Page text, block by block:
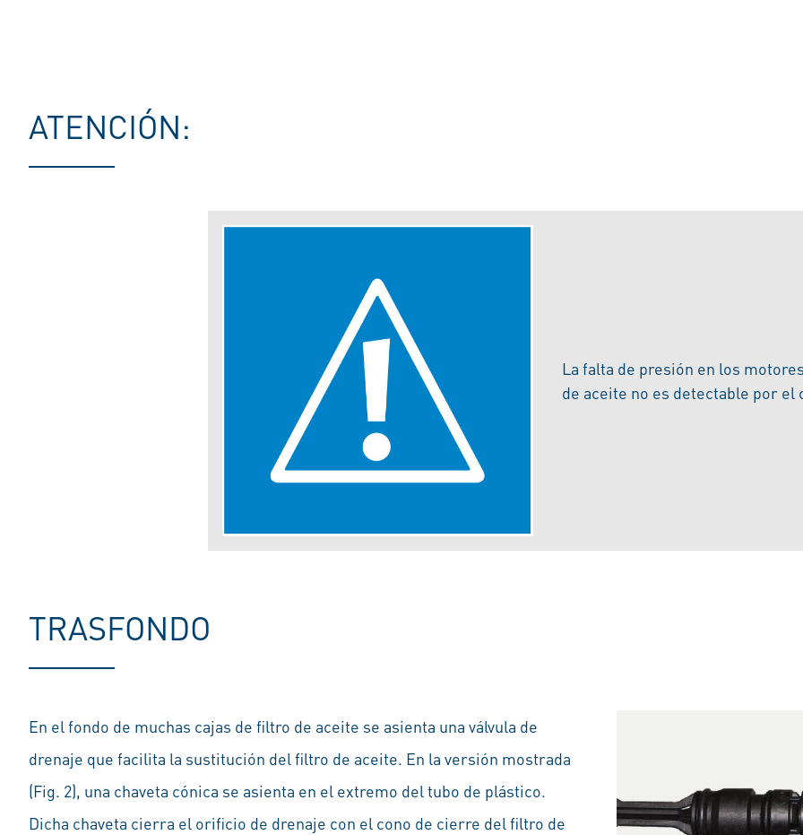
ATENCIÓN:
La falta de presión en los
de aceite no es detectable por el
TRASFONDO
En el fondo de muchas cajas de filtro de aceite se asienta una válvula de
drenaje que facilita la sustitución del filtro de aceite. En la versión mostrada
(Fig. 2), una chaveta cónica se asienta en el extremo del tubo de plástico.
Dicha chaveta cierra el orificio de drenaje con el cono de cierre del filtro de